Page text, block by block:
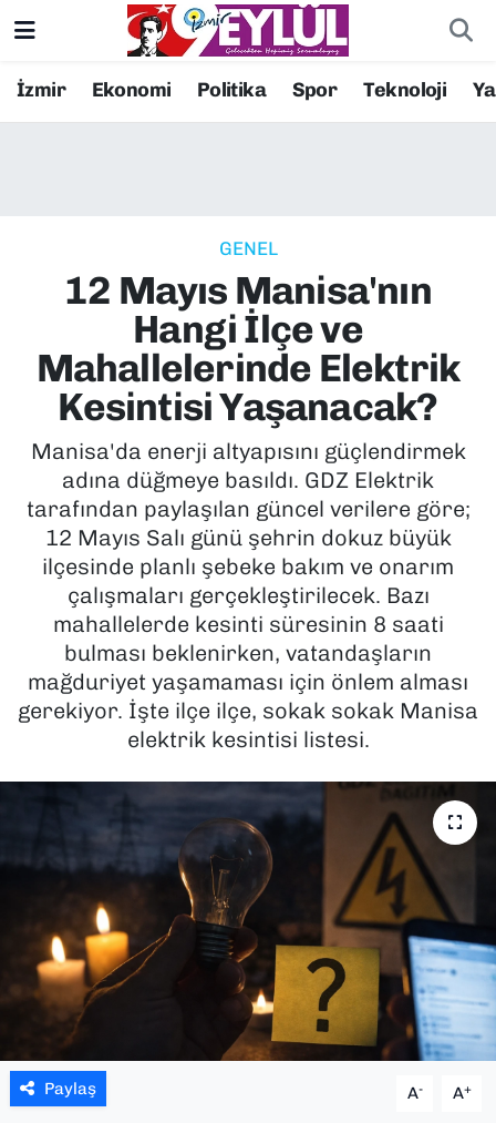
İzmir Ekonomi Politika Spor Teknoloji
GENEL
12 Mayıs Manisa'nın
Hangi İlçe ve
Mahallelerinde Elektrik
Kesintisi Yaşanacak?
Manisa'da enerji altyapısını güçlendirmek
adına düğmeye basıldı. GDZ Elektrik
tarafından paylaşılan güncel verilere göre;
12 Mayıs Salı günü şehrin dokuz büyük
ilçesinde planlı şebeke bakım ve onarım
çalışmaları gerçekleştirilecek. Bazı
mahallelerde kesinti süresinin 8 saati
bulması beklenirken, vatandaşların
mağduriyet yaşamaması için önlem alması
gerekiyor. İşte ilçe ilçe, sokak sokak Manisa
elektrik kesintisi listesi.
Paylaş A- A+
Resmi İlanlar
EKONOMİ
KÜLTÜR SANAT
MAGAZİN
POLİTİKA
SAĞLIK
SPOR
TEKNOLOJİ
YAŞAM
Konak Nöbetçi Eczaneler
Süper Lig Puan Durumu ve Fikstür
Tüm Manşetler
Son Dakika Haberleri
Haber Arşivi